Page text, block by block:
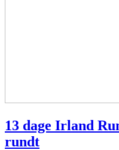
13 dage Irland
rundt